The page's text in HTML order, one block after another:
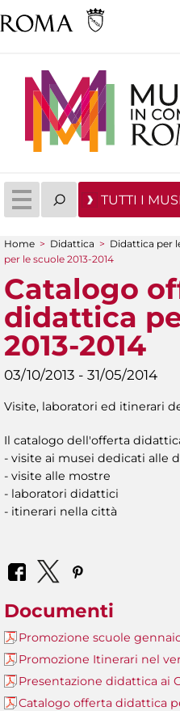
TUTTI I
Tu sei qui
Home > Didattica > Didattica per
per le scuole 2013-2014
Catalogo
didattica
2013-2014
03/10/2013 - 31/05/2014
Visite, laboratori ed itinerari
Il catalogo dell'offerta
- visite ai musei dedicati alle
- visite alle mostre
- laboratori didattici
- itinerari nella città
Documenti
Promozione scuole
Promozione Itinerari nel
Presentazione didattica ai
Catalogo offerta didattica